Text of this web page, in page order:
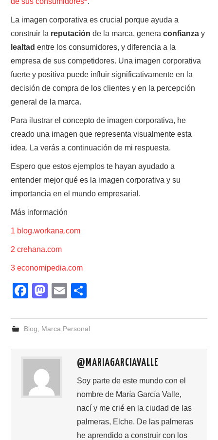
La imagen corporativa es crucial porque ayuda a
construir la reputación de la marca, generaconfianza y
lealtad entre los consumidores, y diferencia a la
empresa de sus competidores. Una imagen corporativa
fuerte y positiva puede influir significativamente en la
decisión de compra de los clientes y en la percepción
general de la marca.
Para ilustrar el concepto de imagen corporativa, he
creado una imagen que representa visualmente esta
idea. La verás a continuación de mi respuesta.
Espero que estos ejemplos te hayan ayudado a
entender mejor qué es la imagen corporativa y su
importancia en el mundo empresarial.
Más información
1 blog.workana.com
2 crehana.com
3 economipedia.com
F
c
e
b
o
o
k
M
st
d
o
n
E
ail m
ar
tir
Blog Marca Personal
@MARIAGARCIAVALLE
Soy parte de este mundo con el
nombre de María García Valle,
nací y me crié en la ciudad de las
palmeras, Elche. De las palmeras
he aprendido a construir con los